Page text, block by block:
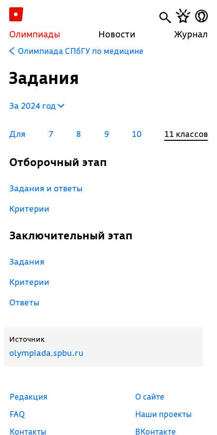
Олимпиады Новости Журнал
Олимпиада СПбГУ по медицине
Задания
За 2024 год
Для 7 8 9 10 11 классов
Отборочный этап
Задания и ответы
Критерии
Заключительный этап
Задания
Критерии
Ответы
Источник
olympiada.spbu.ru
Редакция
FAQ
Контакты
О сайте
Наши проекты
ВКонтакте